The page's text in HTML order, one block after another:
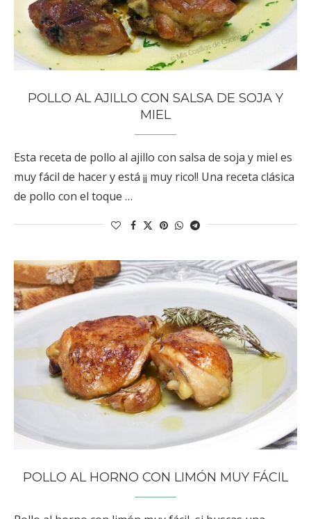
POLLO AL AJILLO CON SALSA DE SOJA Y
MIEL
Esta receta de pollo al ajillo con salsa de soja y miel es
muy fácil de hacer y está ¡¡ muy rico!! Una receta clásica
de pollo con el toque …
POLLO AL HORNO CON LIMÓN MUY FÁCIL